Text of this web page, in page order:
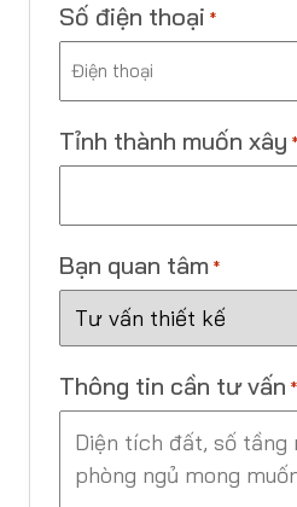
Số điện thoại *
Tỉnh thành muốn xây *
Bạn quan tâm *
Thông tin cần tư vấn *